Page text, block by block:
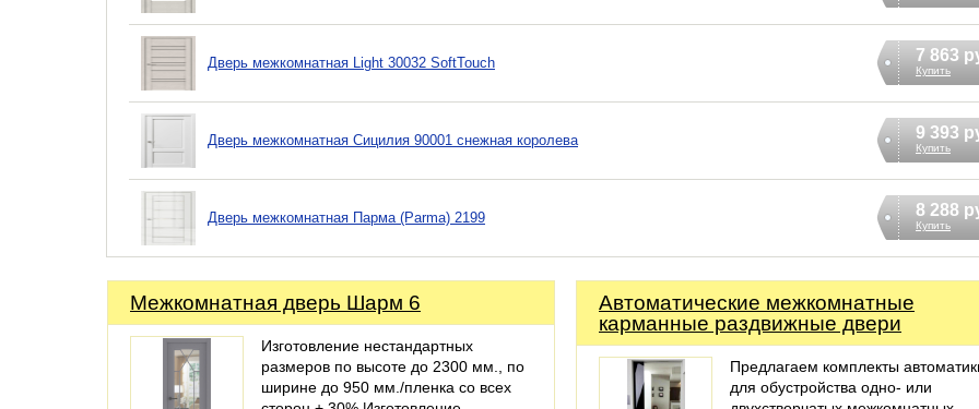
Дверь межкомнатная Light 30032 SoftTouch 7 863
Купить
Дверь межкомнатная Сицилия 90001 снежная королева 9 393
Купить
Дверь межкомнатная Парма (Parma) 2199 8 288
Купить
Межкомнатная дверь Шарм 6
Изготовление нестандартных
размеров по высоте до 2300 мм., по
ширине до 950 мм./пленка со всех
Автоматические межкомнатные
карманные раздвижные двери
Предлагаем комплекты
для обустройства одно- или